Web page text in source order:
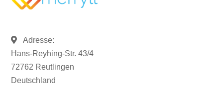
Adresse:
Hans-Reyhing-Str. 43/4
72762 Reutlingen
Deutschland